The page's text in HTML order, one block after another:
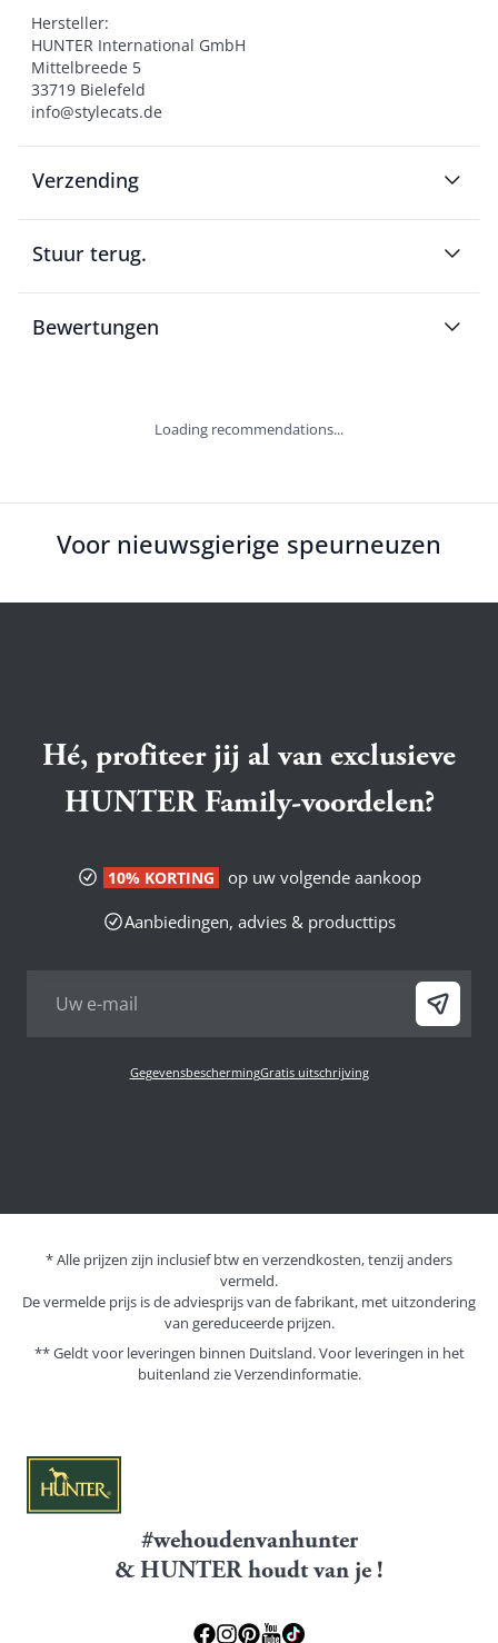
Hersteller:
HUNTER International GmbH
Mittelbreede 5
33719 Bielefeld
info@stylecats.de
Verzending
Stuur terug.
Bewertungen
Loading recommendations...
Voor nieuwsgierige speurneuzen
Hé, profiteer jij al van exclusieve
HUNTER Family-voordelen?
10% KORTING
op uw volgende aankoop
Aanbiedingen, advies & producttips
GegevensbeschermingGratis uitschrijving
* Alle prijzen zijn inclusief btw en verzendkosten, tenzij anders
vermeld.
De vermelde prijs is de adviesprijs van de fabrikant, met uitzondering
van gereduceerde prijzen.
** Geldt voor leveringen binnen Duitsland. Voor leveringen in het
buitenland zieVerzendinformatie.
#wehoudenvanhunter
& HUNTER houdt van je !